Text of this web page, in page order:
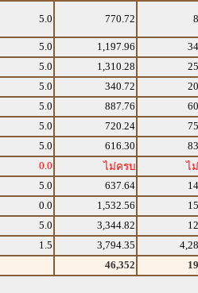
5.0 770.72
5.0 1,197.96
5.0 1,310.28
5.0 340.72
5.0 887.76
5.0 720.24
5.0 616.30
0.0 ไม่ครบ ไ
5.0 637.64
0.0 1,532.56
5.0 3,344.82
1.5 3,794.35
46,352